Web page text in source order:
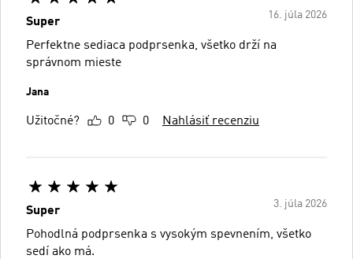
16. júla 2026
Super
Perfektne sediaca podprsenka, všetko drží na
správnom mieste
Jana
Užitočné? 0 0 Nahlásiť recenziu
3. júla 2026
Super
Pohodlná podprsenka s vysokým spevnením, všetko
sedí ako má.